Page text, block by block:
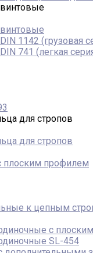
1142 (грузовая
741 (легкая
для стропов
для стропов
плоским профилем
к цепным
c
SL-454